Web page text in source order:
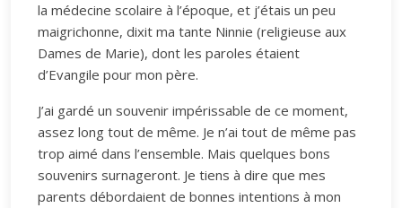
la médecine scolaire à l’époque, et j’étais un peu
maigrichonne, dixit ma tante Ninnie (religieuse aux
Dames de Marie), dont les paroles étaient
d’Evangile pour mon père.
J’ai gardé un souvenir impérissable de ce moment,
assez long tout de même. Je n’ai tout de même pas
trop aimé dans l’ensemble. Mais quelques bons
souvenirs surnageront. Je tiens à dire que mes
parents débordaient de bonnes intentions à mon